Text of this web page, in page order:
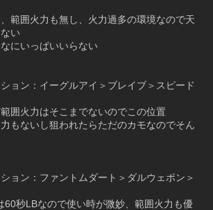
範囲火力も無し、火力過多の環境なので天
い
にいっぱいいらない
ョン：イーグルアイ＞ブレイブ＞スピード
囲火力はそこまでないのでこの位置
もないし狙われたらただのカモなのでそん
ョン：ファントムダート＞ダルウェポン＞
60秒LBなので使い時が微妙、範囲火力も優